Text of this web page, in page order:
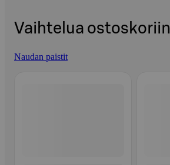
Vaihtelua ostoskoriin
Naudan paistit